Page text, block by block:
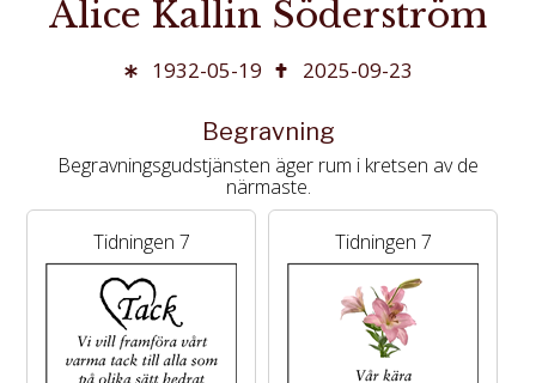
Alice Kallin Söderström
1932-05-19 2025-09-23
Begravning
Begravningsgudstjänsten äger rum i kretsen av de
närmaste.
Tidningen 7 Tidningen 7